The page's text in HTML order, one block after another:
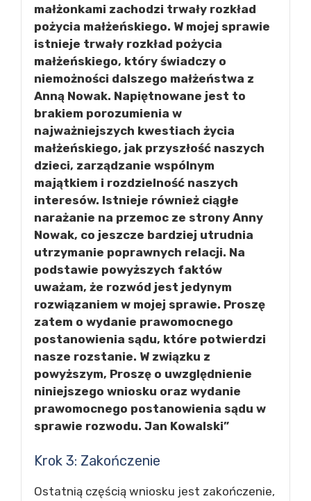
małżonkami zachodzi trwały rozkład
pożycia małżeńskiego. W mojej sprawie
istnieje trwały rozkład pożycia
małżeńskiego, który świadczy o
niemożności dalszego małżeństwa z
Anną Nowak. Napiętnowane jest to
brakiem porozumienia w
najważniejszych kwestiach życia
małżeńskiego, jak przyszłość naszych
dzieci, zarządzanie wspólnym
majątkiem i rozdzielność naszych
interesów. Istnieje również ciągłe
narażanie na przemoc ze strony Anny
Nowak, co jeszcze bardziej utrudnia
utrzymanie poprawnych relacji. Na
podstawie powyższych faktów
uważam, że rozwód jest jedynym
rozwiązaniem w mojej sprawie. Proszę
zatem o wydanie prawomocnego
postanowienia sądu, które potwierdzi
nasze rozstanie. W związku z
powyższym, Proszę o uwzględnienie
niniejszego wniosku oraz wydanie
prawomocnego postanowienia sądu w
sprawie rozwodu. Jan Kowalski”
Krok 3: Zakończenie
Ostatnią częścią wniosku jest zakończenie,